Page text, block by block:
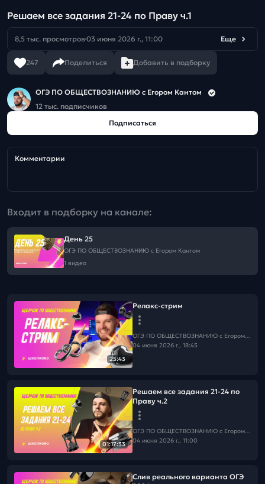
Решаем все задания 21-24 по Праву ч.1
8,5 тыс. просмотров 03 июня 2026 г., 11:00 Еще
247 Поделиться Добавить в подборку
ОГЭ ПО ОБЩЕСТВОЗНАНИЮ c Егором Кантом
12 тыс. подписчиков
Подписаться
Комментарии
Входит в подборку на канале:
День 25
ОГЭ ПО ОБЩЕСТВОЗНАНИЮ c Егором Кантом
1 видео
25:43
Релакс-стрим
ОГЭ ПО ОБЩЕСТВОЗНАНИЮ c Егором Кантом
04 июня 2026 г., 18:45
01:17:33
Решаем все задания 21-24 по
Праву ч.2
ОГЭ ПО ОБЩЕСТВОЗНАНИЮ c Егором Кантом
04 июня 2026 г., 11:00
Слив реального варианта ОГЭ